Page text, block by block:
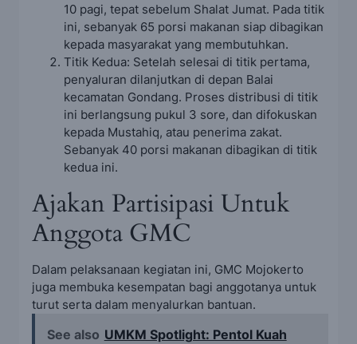
10 pagi, tepat sebelum Shalat Jumat. Pada titik
ini, sebanyak 65 porsi makanan siap dibagikan
kepada masyarakat yang membutuhkan.
Titik Kedua: Setelah selesai di titik pertama,
penyaluran dilanjutkan di depan Balai
kecamatan Gondang. Proses distribusi di titik
ini berlangsung pukul 3 sore, dan difokuskan
kepada Mustahiq, atau penerima zakat.
Sebanyak 40 porsi makanan dibagikan di titik
kedua ini.
Ajakan Partisipasi Untuk
Anggota GMC
Dalam pelaksanaan kegiatan ini, GMC Mojokerto
juga membuka kesempatan bagi anggotanya untuk
turut serta dalam menyalurkan bantuan.
See also UMKM Spotlight: Pentol Kuah